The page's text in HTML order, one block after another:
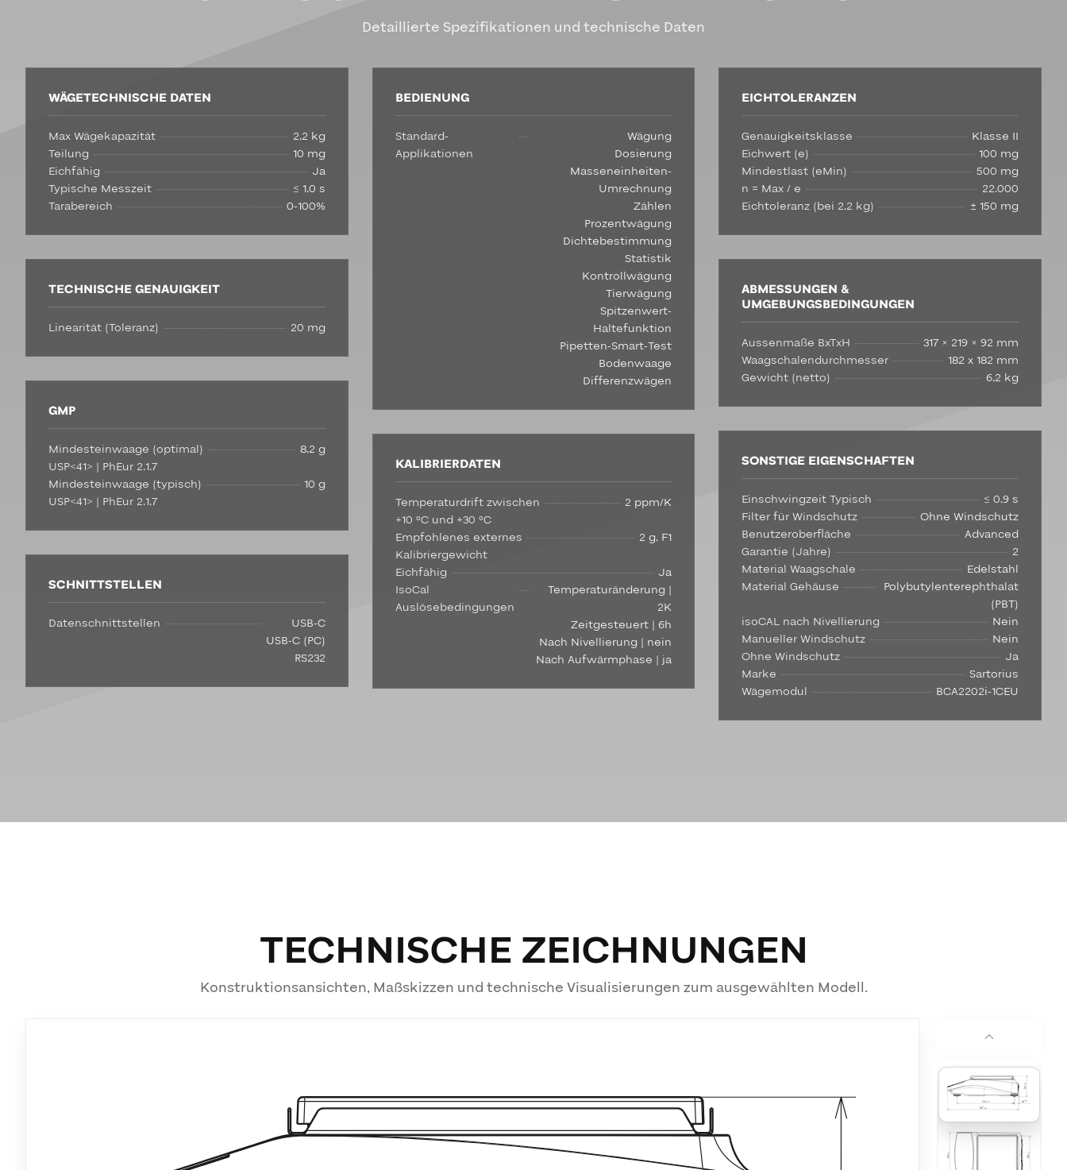
Detaillierte Spezifikationen und technische Daten
WÄGETECHNISCHE DATEN
Max Wägekapazität
2,2 kg
Teilung
10 mg
Eichfähig
Ja
Typische Messzeit
≤ 1,0 s
Tarabereich
0-100%
TECHNISCHE GENAUIGKEIT
Linearität (Toleranz) 20 mg
GMP
Mindesteinwaage (optimal)
USP<41> | PhEur 2.1.7
8,2 g
Mindesteinwaage (typisch)
USP<41> | PhEur 2.1.7
10 g
SCHNITTSTELLEN
Datenschnittstellen
USB-C
USB-C (PC)
RS232
BEDIENUNG
Standard-
Applikationen
Wägung
Dosierung
Masseneinheiten-
Umrechnung
Zählen
Prozentwägung
Dichtebestimmung
Statistik
Kontrollwägung
Tierwägung
Spitzenwert-
Haltefunktion
Pipetten-Smart-Test
Bodenwaage
Differenzwägen
KALIBRIERDATEN
Temperaturdrift zwischen
+10 °C und +30 °C
2 ppm/K
Empfohlenes externes
Kalibriergewicht
2 g, F1
Eichfähig
Ja
IsoCal
Auslösebedingungen
Temperaturänderung |
2K
Zeitgesteuert | 6h
Nach Nivellierung | nein
Nach Aufwärmphase | ja
EICHTOLERANZEN
Genauigkeitsklasse
Klasse II
Eichwert (e)
100 mg
Mindestlast (eMin)
500 mg
n = Max / e
22.000
Eichtoleranz (bei 2,2 kg)
± 150 mg
ABMESSUNGEN &
UMGEBUNGSBEDINGUNGEN
Aussenmaße BxTxH
317 × 219 × 92 mm
Waagschalendurchmesser
182 x 182 mm
Gewicht (netto)
6,2 kg
SONSTIGE EIGENSCHAFTEN
Einschwingzeit Typisch
≤ 0,9 s
Filter für Windschutz
Ohne Windschutz
Benutzeroberfläche
Advanced
Garantie (Jahre)
2
Material Waagschale
Edelstahl
Material Gehäuse
Polybutylenterephthalat
(PBT)
isoCAL nach Nivellierung
Nein
Manueller Windschutz
Nein
Ohne Windschutz
Ja
Marke
Sartorius
Wägemodul
BCA2202i-1CEU
TECHNISCHE ZEICHNUNGEN
Konstruktionsansichten, Maßskizzen und technische Visualisierungen zum ausgewählten Modell.